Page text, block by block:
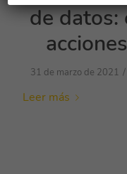
de datos:
31 de marzo de 2021 /
Leer más